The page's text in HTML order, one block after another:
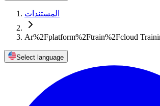
المستندات
Ar%2Fplatform%2Ftrain%2Fcloud
Select language